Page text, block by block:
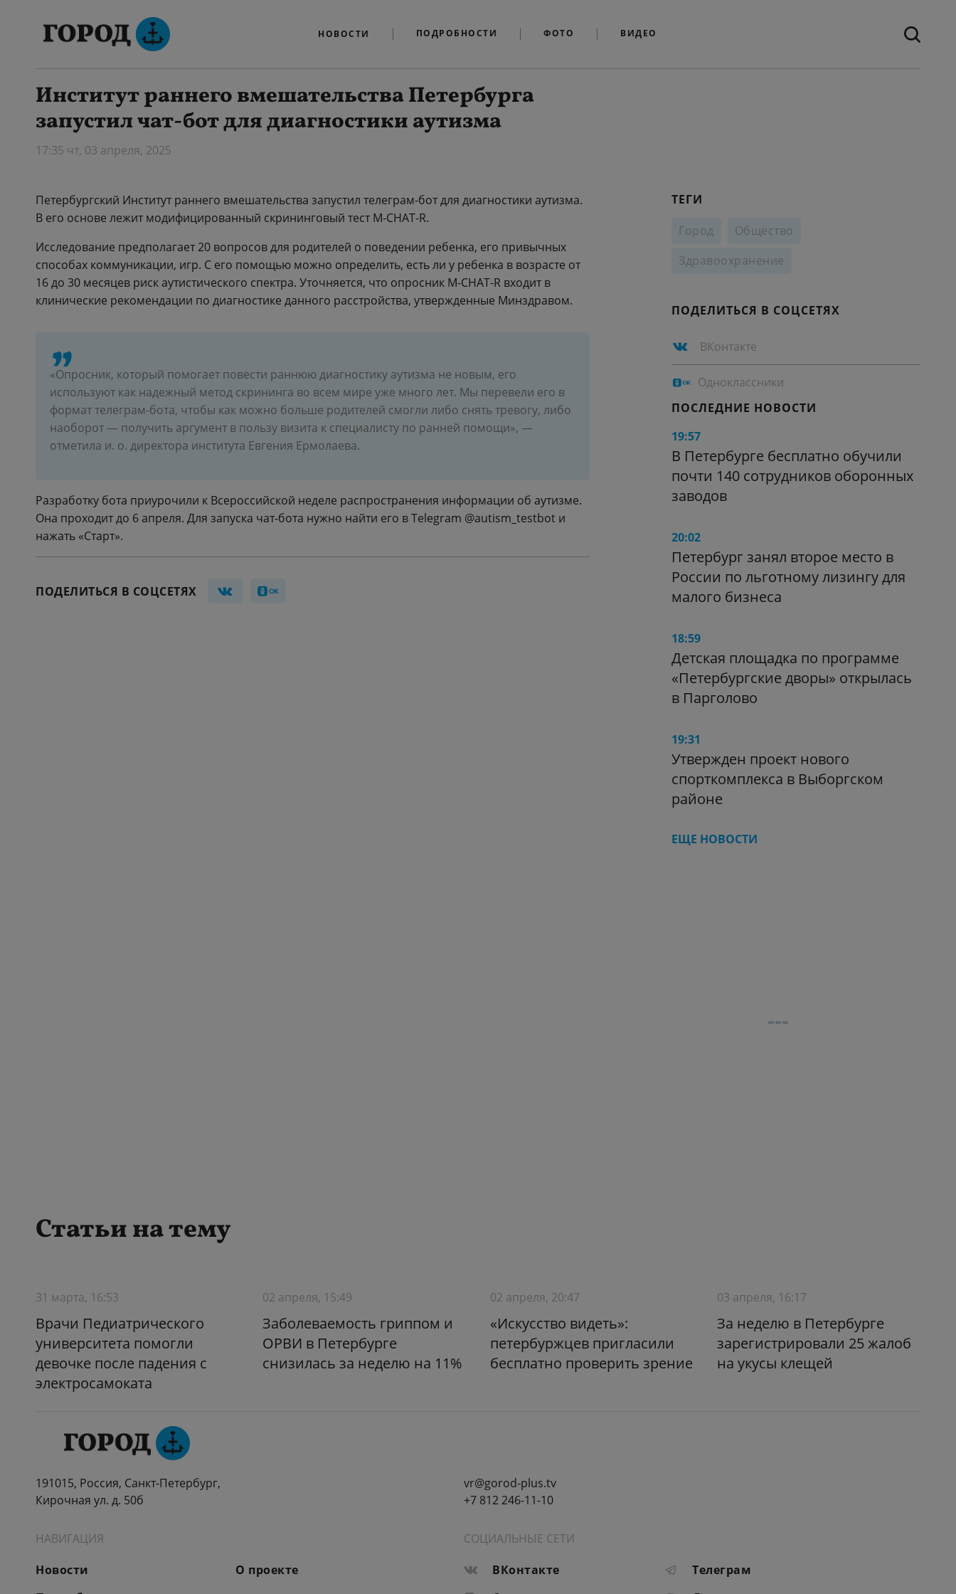
НОВОСТИ ПОДРОБНОСТИ ФОТО ВИДЕО
Институт раннего вмешательства Петербурга
запустил чат-бот для диагностики аутизма
17:35 чт, 03 апреля, 2025
Петербургский Институт раннего вмешательства запустил телеграм-бот для диагностики аутизма.
В его основе лежит модифицированный скрининговый тест M-CHAT-R.
Исследование предполагает 20 вопросов для родителей о поведении ребенка, его привычных
способах коммуникации, игр. С его помощью можно определить, есть ли у ребенка в возрасте от
16 до 30 месяцев риск аутистического спектра. Уточняется, что опросник M-CHAT-R входит в
клинические рекомендации по диагностике данного расстройства, утвержденные Минздравом.
«Опросник, который помогает повести раннюю диагностику аутизма не новым, его
используют как надежный метод скрининга во всем мире уже много лет. Мы перевели его в
формат телеграм-бота, чтобы как можно больше родителей смогли либо снять тревогу, либо
наоборот — получить аргумент в пользу визита к специалисту по ранней помощи», —
отметила и. о. директора института Евгения Ермолаева.
Разработку бота приурочили к Всероссийской неделе распространения информации об аутизме.
Она проходит до 6 апреля. Для запуска чат-бота нужно найти его в Telegram @autism_testbot и
нажать «Старт».
ПОДЕЛИТЬСЯ В СОЦСЕТЯХ
ТЕГИ
Город
Общество
Здравоохранение
ПОДЕЛИТЬСЯ В СОЦСЕТЯХ
ВКонтакте
Одноклассники
ПОСЛЕДНИЕ НОВОСТИ
19:57
В Петербурге бесплатно обучили
почти 140 сотрудников оборонных
заводов
20:02
Петербург занял второе место в
России по льготному лизингу для
малого бизнеса
18:59
Детская площадка по программе
«Петербургские дворы» открылась
в Парголово
19:31
Утвержден проект нового
спорткомплекса в Выборгском
районе
ЕЩЕ НОВОСТИ
Статьи на тему
31 марта, 16:53
Врачи Педиатрического
университета помогли
девочке после падения с
электросамоката
02 апреля, 15:49
Заболеваемость гриппом и
ОРВИ в Петербурге
снизилась за неделю на 11%
02 апреля, 20:47
«Искусство видеть»:
петербуржцев пригласили
бесплатно проверить зрение
03 апреля, 16:17
За неделю в Петербурге
зарегистрировали 25 жалоб
на укусы клещей
191015, Россия, Санкт-Петербург,
Кирочная ул. д. 50б
vr@gorod-plus.tv
+7 812 246-11-10
НАВИГАЦИЯ
Новости
О проекте
СОЦИАЛЬНЫЕ СЕТИ
ВКонтакте
Телеграм